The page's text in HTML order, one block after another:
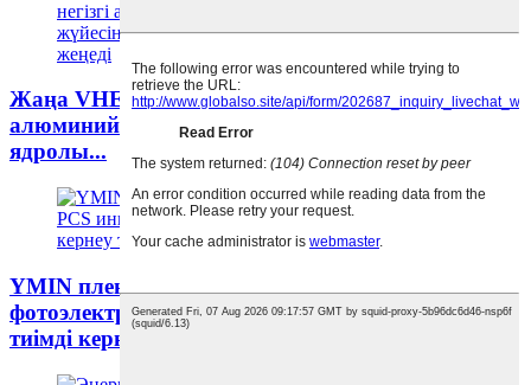
Жаңа VHE сериялы полимерлі гибридті
алюминий электролиттік конденсаторлар: төрт
ядролы...
YMIN пленкалық конденсаторлар:
фотоэлектрлік компьютерге арналған жоғары
тиімді кернеу тұрақтандырғыштары...